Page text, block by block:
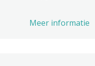
Meer informatie